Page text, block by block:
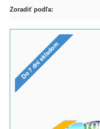
Zoradiť podľa: